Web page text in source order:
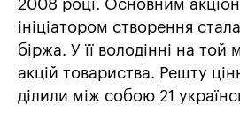
2008 році. Основним
ініціатором створення
біржа. У її володінні на
акцій товариства. Решту
ділили між собою 21